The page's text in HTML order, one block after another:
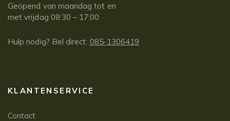
Geopend van maandag tot en
met vrijdag 08:30 – 17:00
Hulp nodig? Bel direct: 085-1306419
KLANTENSERVICE
Contact